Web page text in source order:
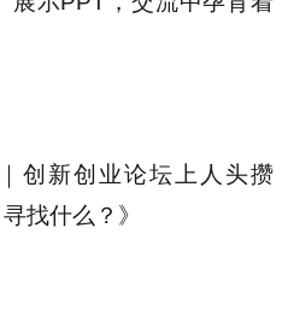
创新创业论坛上人头攒
找什么？》